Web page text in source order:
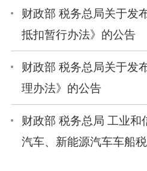
财政部 税务总局关于发
抵扣暂行办法》的公告
财政部 税务总局关于发
理办法》的公告
财政部 税务总局 工业和
汽车、新能源汽车车船